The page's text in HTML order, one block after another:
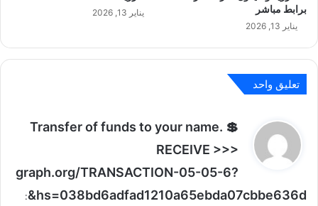
برابط مباشر
يناير 13, 2026
يناير 13, 2026
تعليق واحد
ي
ل
💲 Transfer of funds to your name.
RECEIVE >>>
graph.org/TRANSACTION-05-05-6?
hs=038bd6adfad1210a65ebda07cbbe636d&
: